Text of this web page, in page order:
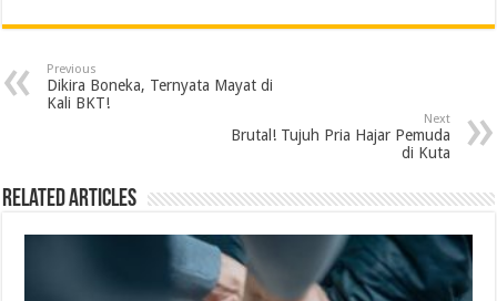
c
b
o
i
t
e
n
a
s
l
g
a
l
i
a
Previous
Dikira Boneka, Ternyata Mayat di
Kali BKT!
Next
Brutal! Tujuh Pria Hajar Pemuda
di Kuta
Related Articles